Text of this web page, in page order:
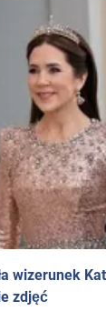
wizerunek
zdjęć